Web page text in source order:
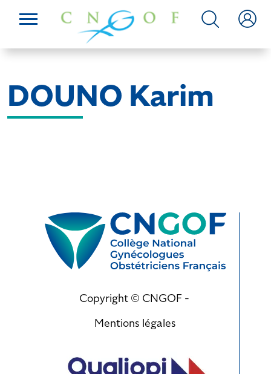
DOUNO Karim
Copyright © CNGOF -
Mentions légales